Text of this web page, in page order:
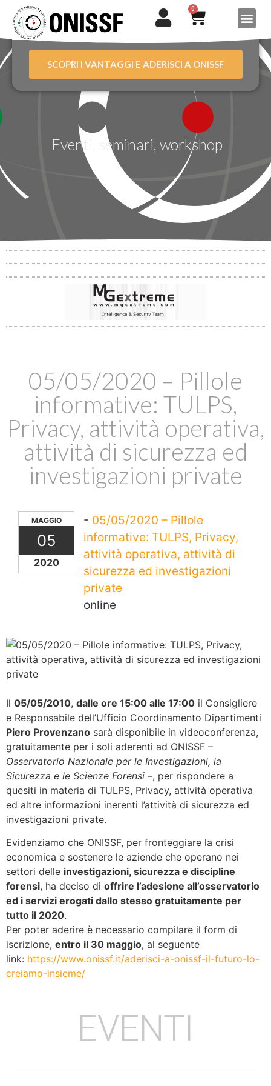
0
Eventi, seminari, workshop
SCOPRI I VANTAGGI E ADERISCI A ONISSF
05/05/2020 – Pillole
informative: TULPS,
Privacy, attività operativa,
attività di sicurezza ed
investigazioni private
MAGGIO
05
2020
- 05/05/2020 – Pillole
informative: TULPS, Privacy,
attività operativa, attività di
sicurezza ed investigazioni
private
online
Il 05/05/2010, dalle ore 15:00 alle 17:00 il Consigliere
e Responsabile dell’Ufficio Coordinamento Dipartimenti
Piero Provenzano sarà disponibile in videoconferenza,
gratuitamente per i soli aderenti ad ONISSF –
Osservatorio Nazionale per le Investigazioni, la
Sicurezza e le Scienze Forensi –, per rispondere a
quesiti in materia di TULPS, Privacy, attività operativa
ed altre informazioni inerenti l’attività di sicurezza ed
investigazioni private.
Evidenziamo che ONISSF, per fronteggiare la crisi
economica e sostenere le aziende che operano nei
settori delle investigazioni, sicurezza e discipline
forensi, ha deciso di offrire l’adesione all’osservatorio
ed i servizi erogati dallo stesso gratuitamente per
tutto il 2020.
Per poter aderire è necessario compilare il form di
iscrizione, entro il 30 maggio, al seguente
link: https://www.onissf.it/aderisci-a-onissf-il-futuro-lo-
creiamo-insieme/
EVENTI